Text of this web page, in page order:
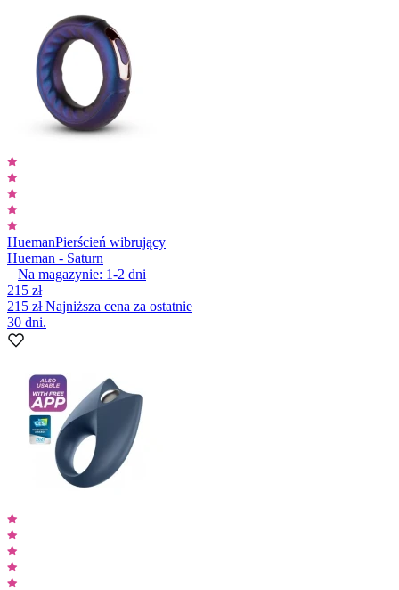
HuemanPierścień wibrujący
Hueman - Saturn
Na magazynie: 1-2 dni
215 zł
215 złNajniższa cena za ostatnie
30 dni.